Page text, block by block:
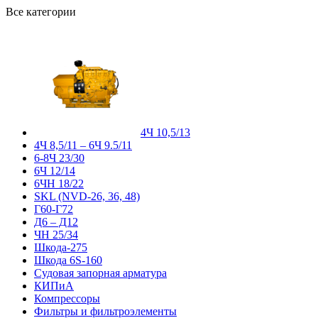
Все категории
4Ч 10,5/13
4Ч 8,5/11 – 6Ч 9.5/11
6-8Ч 23/30
6Ч 12/14
6ЧН 18/22
SKL (NVD-26, 36, 48)
Г60-Г72
Д6 – Д12
ЧН 25/34
Шкода-275
Шкода 6S-160
Судовая запорная арматура
КИПиА
Компрессоры
Фильтры и фильтроэлементы